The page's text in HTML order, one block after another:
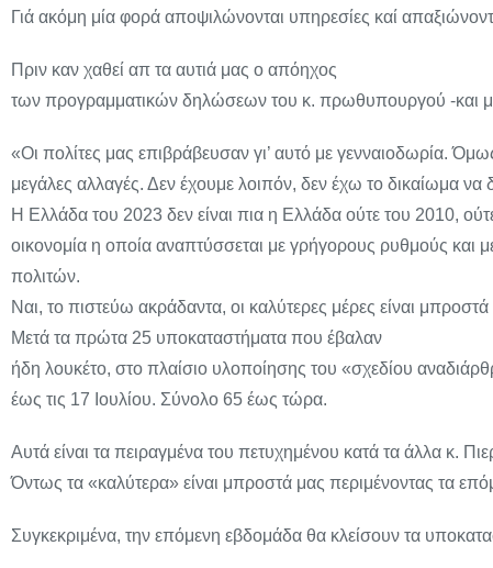
Γιά ακόμη μία φορά αποψιλώνονται υπηρεσίες καί
Πριν καν χαθεί απ τα αυτιά μας ο απόηχος
των προγραμματικών δηλώσεων του κ. πρωθυπουργού -και
«Οι πολίτες μας επιβράβευσαν γι’ αυτό με γενναιοδωρία.
μεγάλες αλλαγές. Δεν έχουμε λοιπόν, δεν έχω το δικαίωμα να
Η Ελλάδα του 2023 δεν είναι πια η Ελλάδα ούτε του 2010,
οικονομία η οποία αναπτύσσεται με γρήγορους ρυθμούς και
πολιτών.
Ναι, το πιστεύω ακράδαντα, οι καλύτερες μέρες είναι
Μετά τα πρώτα 25 υποκαταστήματα που έβαλαν
ήδη λουκέτο, στο πλαίσιο υλοποίησης του «σχεδίου
έως τις 17 Ιουλίου. Σύνολο 65 έως τώρα.
Αυτά είναι τα πειραγμένα του πετυχημένου κατά τα άλλα κ.
Όντως τα «καλύτερα» είναι μπροστά μας περιμένοντας τα
Συγκεκριμένα, την επόμενη εβδομάδα θα κλείσουν τα